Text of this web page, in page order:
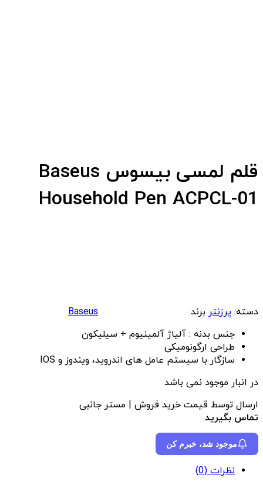
قلم لمسی بیسوس Baseus
Household Pen ACPCL-01
دسته: پرزنتر برند:
Baseus
جنس بدنه : آلیاژ آلمینیوم + سیلیکون
طراحی ارگونومیکی
سازگار با سیستم عامل های اندروید، ویندوز و IOS
در انبار موجود نمی باشد
ارسال توسط قیمت خرید فروش | مستر جانبی
تماس بگیرید
موجود شد، خبرم کن
نظرات (0)